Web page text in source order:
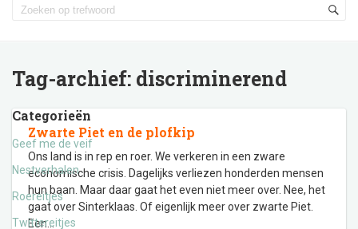
Tag-archief: discriminerend
Categorieën
Geef me de veif
Nestverhalen
Roereitjes
Twittereitjes
Zwarte Piet en de plofkip
Ons land is in rep en roer. We verkeren in een zware
economische crisis. Dagelijks verliezen honderden mensen
hun baan. Maar daar gaat het even niet meer over. Nee, het
gaat over Sinterklaas. Of eigenlijk meer over zwarte Piet.
Een…